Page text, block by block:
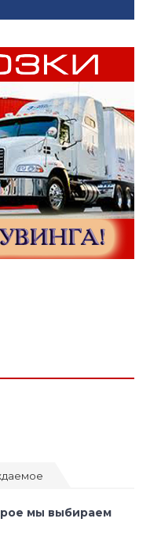
мы выбираем